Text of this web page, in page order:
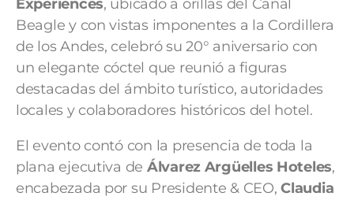
Experiences, ubicado a orillas del Canal
Beagle y con vistas imponentes a la Cordillera
de los Andes, celebró su 20° aniversario con
un elegante cóctel que reunió a figuras
destacadas del ámbito turístico, autoridades
locales y colaboradores históricos del hotel.
El evento contó con la presencia de toda la
plana ejecutiva de Álvarez Argüelles Hoteles,
encabezada por su Presidente & CEO,Claudia